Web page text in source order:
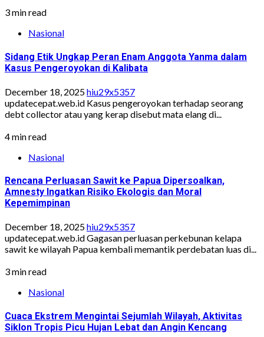
3 min read
Nasional
Sidang Etik Ungkap Peran Enam Anggota Yanma dalam
Kasus Pengeroyokan di Kalibata
December 18, 2025hiu29x5357
updatecepat.web.id Kasus pengeroyokan terhadap seorang
debt collector atau yang kerap disebut mata elang di...
4 min read
Nasional
Rencana Perluasan Sawit ke Papua Dipersoalkan,
Amnesty Ingatkan Risiko Ekologis dan Moral
Kepemimpinan
December 18, 2025hiu29x5357
updatecepat.web.id Gagasan perluasan perkebunan kelapa
sawit ke wilayah Papua kembali memantik perdebatan luas di...
3 min read
Nasional
Cuaca Ekstrem Mengintai Sejumlah Wilayah, Aktivitas
Siklon Tropis Picu Hujan Lebat dan Angin Kencang